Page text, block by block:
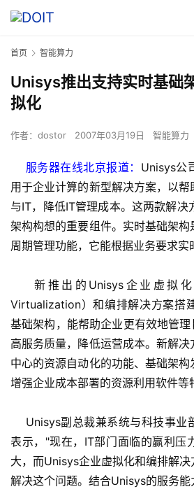
首页 智能算力
Unisys推出支持实时基础
拟化
作者： dostor 2007年03月19日 智能算力
服务器在线北京报道： Unisys公
用于企业计算的新型解决方案，以
与IT，降低IT管理成本。这两款解决
架构构想的重要组件。实时基础架
周期管理功能，它能根据业务要求实
新推出的Unisys企业虚拟化
Virtualization）和编排解决方案搭
基础架构，能帮助企业更有效地管
高服务质量，降低运营成本。新解
中心的资源自动化的功能、基础架
增强企业成本部署的资源利用软件等
Unisys副总裁兼系统与科技事业
表示，"现在，IT部门面临的赢利压
大，而Unisys企业虚拟化和编排解
解决这个问题。结合Unisys的服务